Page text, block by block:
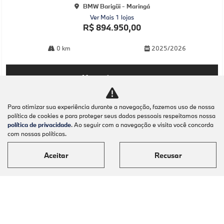
BMW Barigüi - Maringá
Ver Mais 1 lojas
R$ 894.950,00
0 km 2025/2026
Mais informações
Para otimizar sua experiência durante a navegação, fazemos uso de nossa
política de cookies e para proteger seus dados pessoais respeitamos nossa
política de privacidade. Ao seguir com a navegação e visita você concorda
com nossas políticas.
Aceitar Recusar